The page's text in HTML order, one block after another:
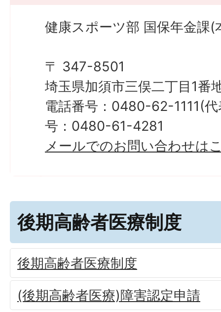
健康スポーツ部 国保年金課(
〒 347-8501
埼玉県加須市三俣二丁目1番
電話番号：0480-62-1111(
号：0480-61-4281
メールでのお問い合わせは
後期高齢者医療制度
後期高齢者医療制度
(後期高齢者医療)障害認定申請